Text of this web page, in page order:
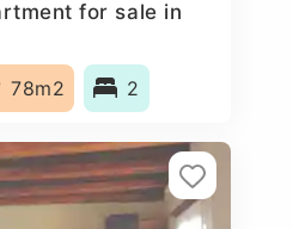
for sale in
78m2 2